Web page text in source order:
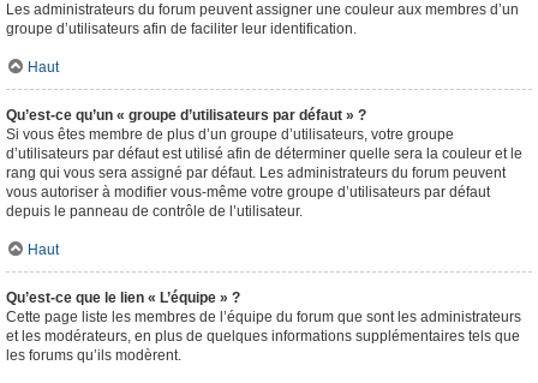
Les administrateurs du forum peuvent assigner une couleur aux membres d’un
groupe d’utilisateurs afin de faciliter leur identification.
Haut
Qu’est-ce qu’un « groupe d’utilisateurs par défaut » ?
Si vous êtes membre de plus d’un groupe d’utilisateurs, votre groupe
d’utilisateurs par défaut est utilisé afin de déterminer quelle sera la couleur et le
rang qui vous sera assigné par défaut. Les administrateurs du forum peuvent
vous autoriser à modifier vous-même votre groupe d’utilisateurs par défaut
depuis le panneau de contrôle de l’utilisateur.
Haut
Qu’est-ce que le lien « L’équipe » ?
Cette page liste les membres de l’équipe du forum que sont les administrateurs
et les modérateurs, en plus de quelques informations supplémentaires tels que
les forums qu’ils modèrent.